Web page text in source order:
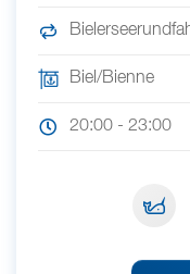
Biel/Bienne
20:00 - 23:00